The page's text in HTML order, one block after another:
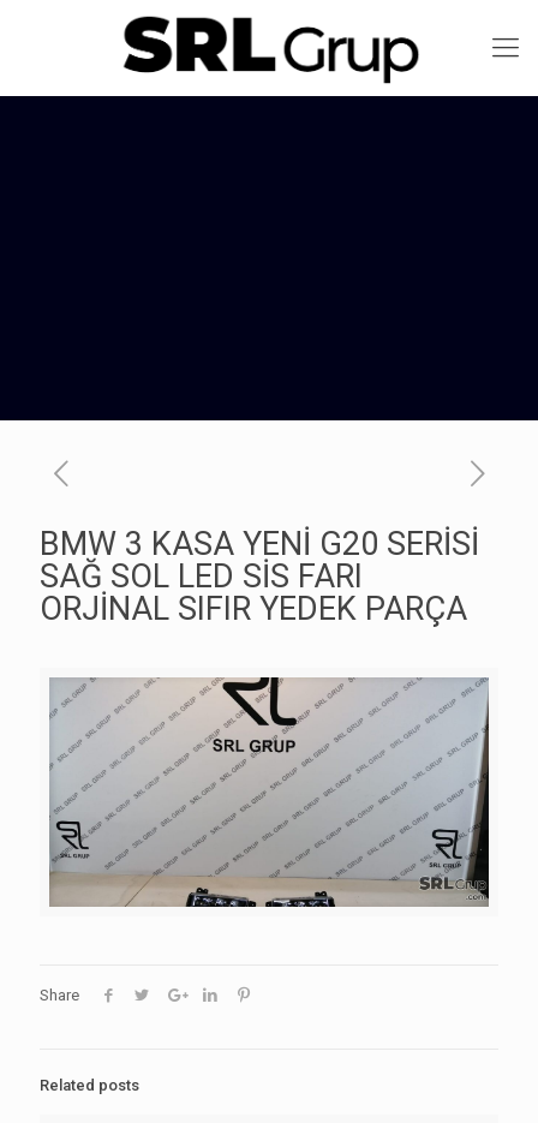
BMW 3 KASA YENİ G20 SERİSİ
SAĞ SOL LED SİS FARI
ORJİNAL SIFIR YEDEK PARÇA
Share
Related posts